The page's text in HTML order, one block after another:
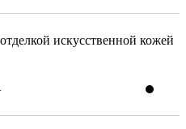
искусственной кожей